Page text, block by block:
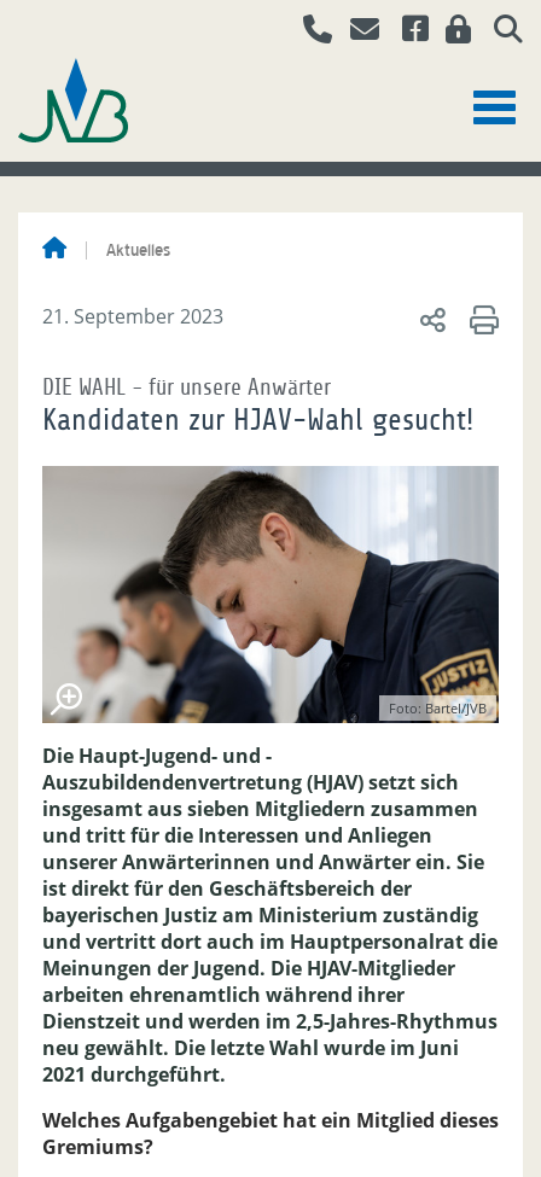
Aktuelles
21. September 2023
DIE WAHL - für unsere Anwärter
Kandidaten zur HJAV-Wahl gesucht!
Foto: Bartel/JVB
Die Haupt-Jugend- und -
Auszubildendenvertretung (HJAV) setzt sich
insgesamt aus sieben Mitgliedern zusammen
und tritt für die Interessen und Anliegen
unserer Anwärterinnen und Anwärter ein. Sie
ist direkt für den Geschäftsbereich der
bayerischen Justiz am Ministerium zuständig
und vertritt dort auch im Hauptpersonalrat die
Meinungen der Jugend. Die HJAV-Mitglieder
arbeiten ehrenamtlich während ihrer
Dienstzeit und werden im 2,5-Jahres-Rhythmus
neu gewählt. Die letzte Wahl wurde im Juni
2021 durchgeführt.
Welches Aufgabengebiet hat ein Mitglied dieses
Gremiums?